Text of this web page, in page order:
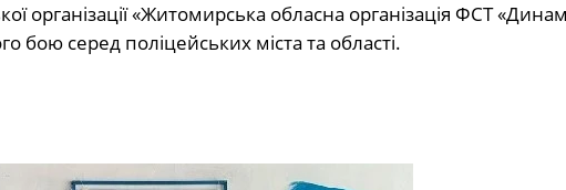
організації «Житомирська обласна організація ФСТ
бою серед поліцейських міста та області.